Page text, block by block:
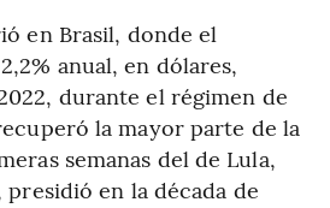
en Brasil, donde el
anual, en dólares,
durante el régimen de
la mayor parte de la
semanas del de Lula,
en la década de